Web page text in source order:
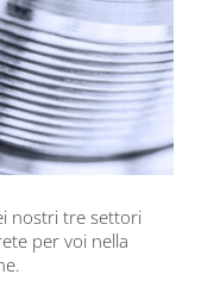
nostri tre settori
per voi nella